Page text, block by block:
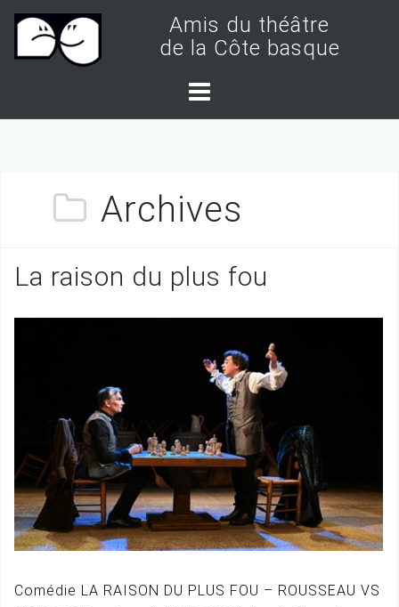
t
Amis du théâtre
de la Côte basque
Archives
La raison du plus fou
Comédie LA RAISON DU PLUS FOU – ROUSSEAU VS